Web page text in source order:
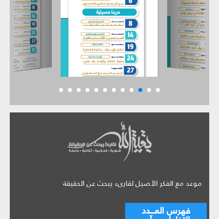
موعد مع الفكر الأصيل لقارىء يبحث عن الحقيقة
فهرس العـــدد